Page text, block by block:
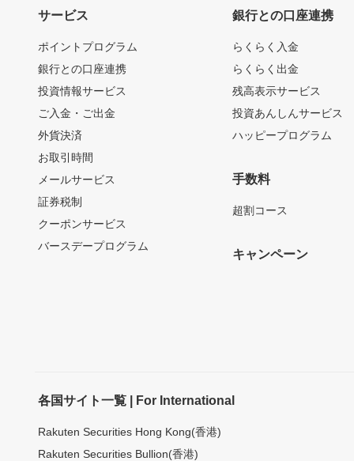
サービス
ポイントプログラム
銀行との口座連携
投資情報サービス
ご入金・ご出金
外貨決済
お取引時間
メールサービス
証券税制
クーポンサービス
バースデープログラム
銀行との口座連携
らくらく入金
らくらく出金
残高表示サービス
投資あんしんサービス
ハッピープログラム
手数料
超割コース
キャンペーン
各国サイト一覧 | For International
Rakuten Securities Hong Kong(香港)
Rakuten Securities Bullion(香港)